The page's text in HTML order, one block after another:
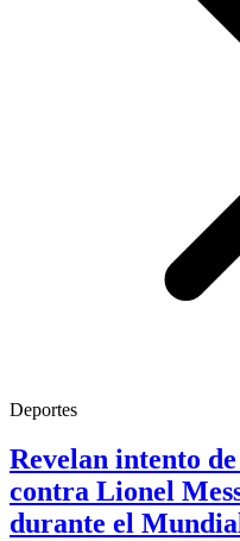
Deportes
Revelan intento
contra Lionel
durante el